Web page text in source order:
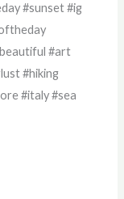
#sunset #ig
#art
#hiking
#italy #sea